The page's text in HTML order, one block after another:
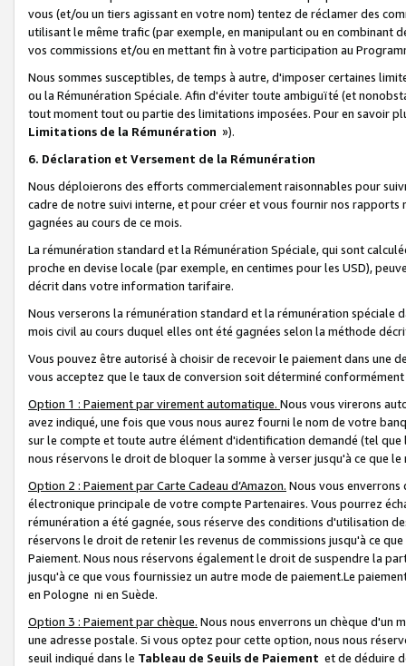
vous (et/ou un tiers agissant en votre nom) tentez de réclamer des
utilisant le même trafic (par exemple, en manipulant ou en combinant
vos commissions et/ou en mettant fin à votre participation au
Nous sommes susceptibles, de temps à autre, d'imposer certaines
ou la Rémunération Spéciale. Afin d'éviter toute ambiguïté (et
tout moment tout ou partie des limitations imposées. Pour en savoir
Limitations de la Rémunération »).
6. Déclaration et Versement de la Rémunération
Nous déploierons des efforts commercialement raisonnables pour
cadre de notre suivi interne, et pour créer et vous fournir nos
gagnées au cours de ce mois.
La rémunération standard et la Rémunération Spéciale, qui sont
proche en devise locale (par exemple, en centimes pour les USD),
décrit dans votre information tarifaire.
Nous verserons la rémunération standard et la rémunération spéciale
mois civil au cours duquel elles ont été gagnées selon la méthode
Vous pouvez être autorisé à choisir de recevoir le paiement dans une
vous acceptez que le taux de conversion soit déterminé
Option 1 : Paiement par virement automatique. Nous vous virerons
avez indiqué, une fois que vous nous aurez fourni le nom de votre
sur le compte et toute autre élément d'identification demandé (tel que
nous réservons le droit de bloquer la somme à verser jusqu'à ce que
Option 2 : Paiement par Carte Cadeau d’Amazon. Nous vous
électronique principale de votre compte Partenaires. Vous pourrez
rémunération a été gagnée, sous réserve des conditions d'utilisation
réservons le droit de retenir les revenus de commissions jusqu'à ce
Paiement. Nous nous réservons également le droit de suspendre la
jusqu'à ce que vous fournissiez un autre mode de paiement.Le
en Pologne ni en Suède.
Option 3 : Paiement par chèque. Nous nous enverrons un chèque d'un
une adresse postale. Si vous optez pour cette option, nous nous
seuil indiqué dans le Tableau de Seuils de Paiement et de déduire